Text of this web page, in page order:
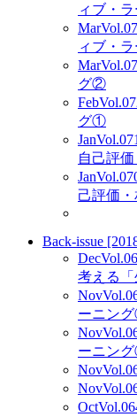
ィブ・
Mar
ィブ・
Mar
グ②
Feb
グ①
JanVol.071
自己評
Jan
己評価
Back-issue
Dec
考える
Nov
ーニン
Nov
ーニン
Nov
Nov
Oct